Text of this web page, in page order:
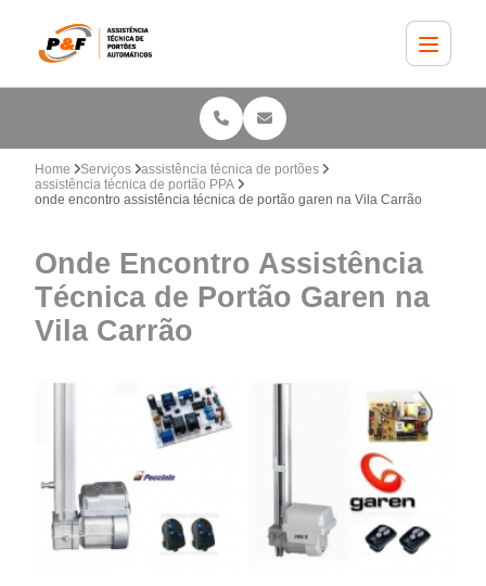
Home Serviços
assistência técnica de portões
assistência técnica de portão PPA
onde encontro assistência técnica de portão garen na Vila Carrão
Onde Encontro Assistência
Técnica de Portão Garen na
Vila Carrão